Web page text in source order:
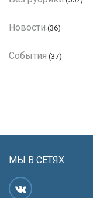
Новости (36)
События (37)
МЫ В СЕТЯХ